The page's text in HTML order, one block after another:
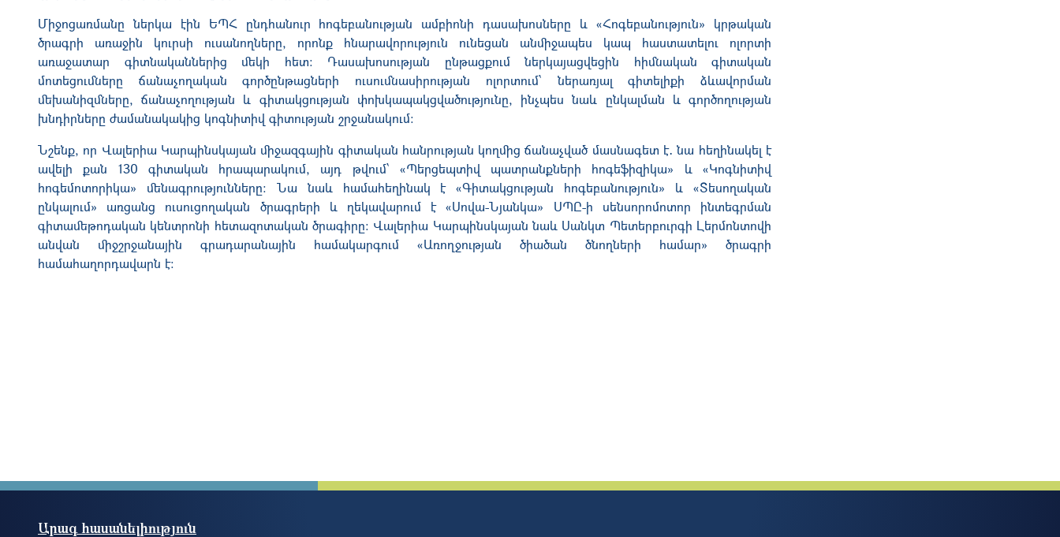
Միջոցառմանը ներկա էին ԵՊՀ ընդհանուր հոգեբանության ամբիոնի դասախոսները և «Հոգեբանություն» կրթական
ծրագրի առաջին կուրսի ուսանողները, որոնք հնարավորություն ունեցան անմիջապես կապ հաստատելու ոլորտի
առաջատար գիտնականներից մեկի հետ։ Դասախոսության ընթացքում ներկայացվեցին հիմնական գիտական
մոտեցումները ճանաչողական գործընթացների ուսումնասիրության ոլորտում՝ ներառյալ գիտելիքի ձևավորման
մեխանիզմները, ճանաչողության և գիտակցության փոխկապակցվածությունը, ինչպես նաև ընկալման և գործողության
խնդիրները ժամանակակից կոգնիտիվ գիտության շրջանակում։
Նշենք, որ Վալերիա Կարպինսկայան միջազգային գիտական հանրության կողմից ճանաչված մասնագետ է․ նա հեղինակել է
ավելի քան 130 գիտական հրապարակում, այդ թվում՝ «Պերցեպտիվ պատրանքների հոգեֆիզիկա» և «Կոգնիտիվ
հոգեմոտորիկա» մենագրությունները։ Նա նաև համահեղինակ է «Գիտակցության հոգեբանություն» և «Տեսողական
ընկալում» առցանց ուսուցողական ծրագրերի և ղեկավարում է «Սովա-Նյանկա» ՍՊԸ-ի սենսորոմոտոր ինտեգրման
գիտամեթոդական կենտրոնի հետազոտական ծրագիրը։ Վալերիա Կարպինսկայան նաև Սանկտ Պետերբուրգի Լերմոնտովի
անվան միջշրջանային գրադարանային համակարգում «Առողջության ծիածան ծնողների համար» ծրագրի
համահաղորդավարն է։
Արագ հասանելիություն